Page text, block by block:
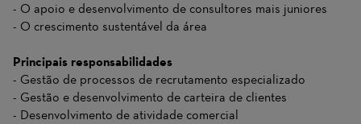
- O apoio e desenvolvimento de consultores mais juniores
- O crescimento sustentável da área
Principais responsabilidades
- Gestão de processos de recrutamento especializado
- Gestão e desenvolvimento de carteira de clientes
- Desenvolvimento de atividade comercial